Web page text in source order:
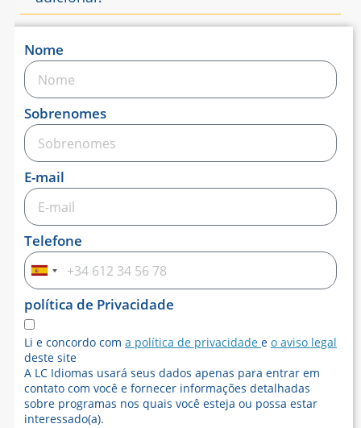
Nome
Sobrenomes
E-mail
Telefone
Espanha
+34
política de Privacidade
Li e concordo com a política de privacidade e o aviso legal
deste site
A LC Idiomas usará seus dados apenas para entrar em
contato com você e fornecer informações detalhadas
sobre programas nos quais você esteja ou possa estar
interessado(a).